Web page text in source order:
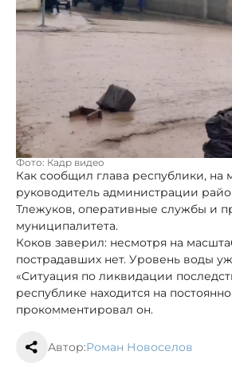
Фото: Кадр видео
Как сообщил глава республики, на
руководитель администрации
Тлежуков, оперативные службы и
муниципалитета.
Коков заверил: несмотря на
пострадавших нет. Уровень воды
«Ситуация по ликвидации
республике находится на
прокомментировал он.
Автор:Роман Новоселов